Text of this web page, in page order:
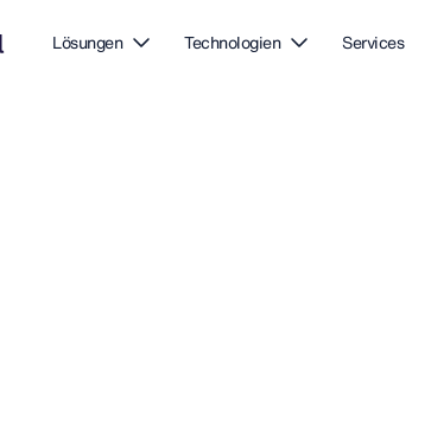
Lösungen Technologien Services